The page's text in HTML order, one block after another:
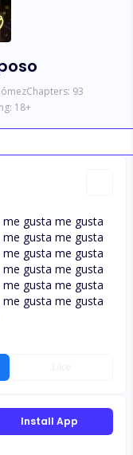
Chapters: 93
18+
gusta me gusta
gusta me gusta
gusta me gusta
gusta me gusta
gusta me gusta
gusta me gusta
Install App